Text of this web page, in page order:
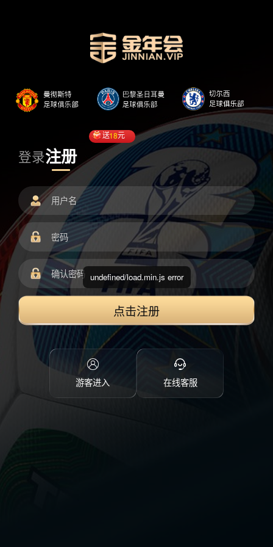
登录注册
送18元
点击注册
游客进入 在线客服
undefined/load.min.js error